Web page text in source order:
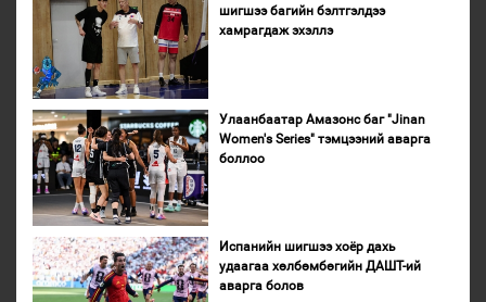
шигшээ багийн бэлтгэлдээ
хамрагдаж эхэллэ
Улаанбаатар Амазонс баг "Jinan
Women's Series" тэмцээний аварга
боллоо
Испанийн шигшээ хоёр дахь
удаагаа хөлбөмбөгийн ДАШТ-ий
аварга болов